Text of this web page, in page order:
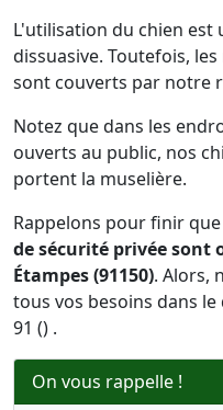
L'utilisation du chien
dissuasive. Toutefois,
sont couverts par notre
Notez que dans les
ouverts au public, nos
portent la muselière.
Rappelons pour finir
de sécurité privée sont
Étampes (91150). Alors,
tous vos besoins dans
91 () .
On vous rappelle !